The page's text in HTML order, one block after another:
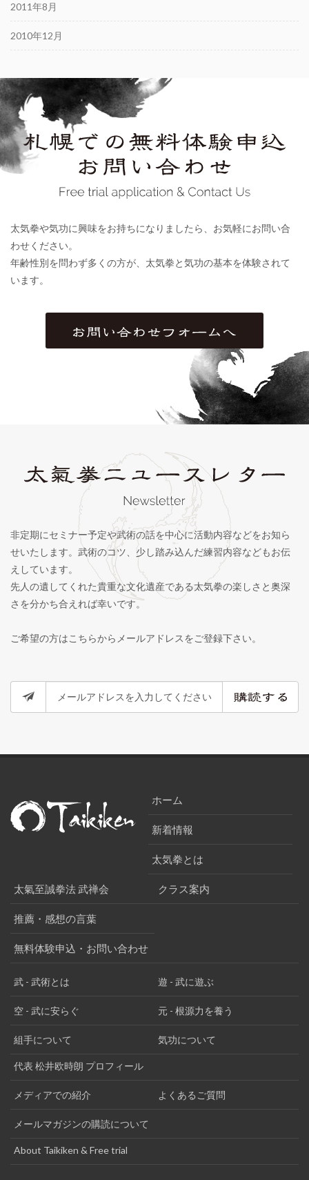
2011年8月
2010年12月
太気拳や気功に興味をお持ちになりましたら、お気軽にお問い合
わせください。
年齢性別を問わず多くの方が、太気拳と気功の基本を体験されて
います。
非定期にセミナー予定や武術の話を中心に活動内容などをお知ら
せいたします。武術のコツ、少し踏み込んだ練習内容などもお伝
えしています。
先人の遺してくれた貴重な文化遺産である太気拳の楽しさと奥深
さを分かち合えれば幸いです。
ご希望の方はこちらからメールアドレスをご登録下さい。
ホーム
新着情報
太気拳とは
太氣至誠拳法 武禅会 クラス案内
推薦・感想の言葉
無料体験申込・お問い合わせ
武 - 武術とは 遊 - 武に遊ぶ
空 - 武に安らぐ 元 - 根源力を養う
組手について 気功について
代表 松井欧時朗 プロフィール
メディアでの紹介 よくあるご質問
メールマガジンの購読について
About Taikiken & Free trial